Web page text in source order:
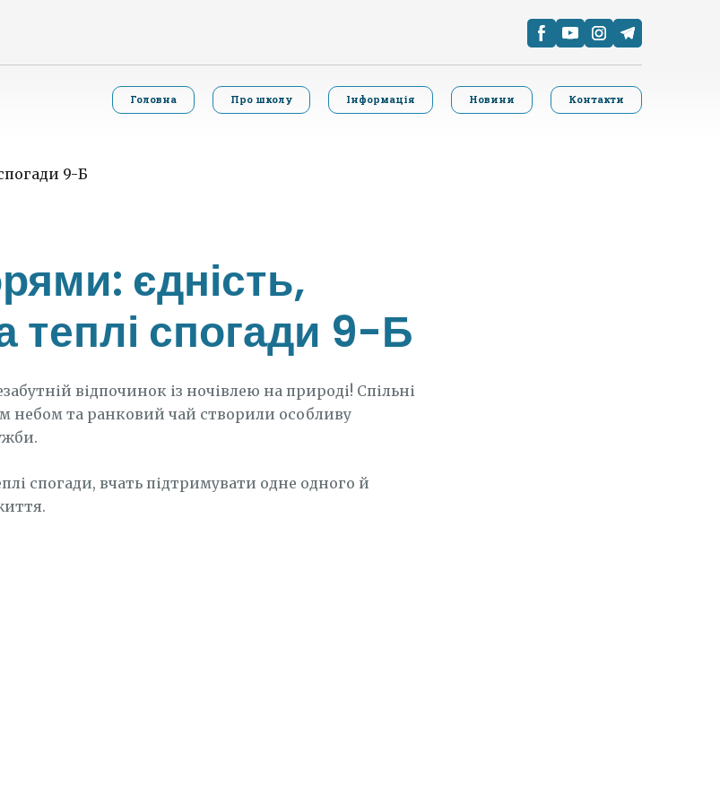
Головна Про школу Інформація Новини Контакти
єдність,
теплі спогади 9-Б
відпочинок із ночівлею на природі! Спільні
небом та ранковий чай створили особливу
спогади, вчать підтримувати одне одного й